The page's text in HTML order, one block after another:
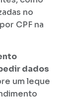
no
CPF na
dados
um leque